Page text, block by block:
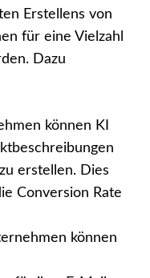
Erstellens von
für eine Vielzahl
Dazu
können KI
erstellen. Dies
Conversion Rate
können